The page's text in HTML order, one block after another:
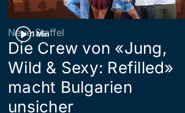
1 Min
Neue Staffel
Die Crew von «Jung,
Wild & Sexy: Refilled»
macht Bulgarien
unsicher